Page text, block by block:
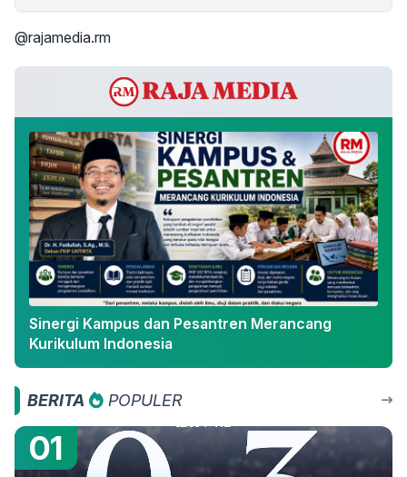
@rajamedia.rm
Sinergi Kampus dan Pesantren Merancang
Kurikulum Indonesia
BERITA POPULER
01